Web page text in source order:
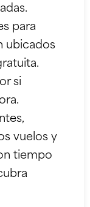
para
ubicados
si
vuelos y
tiempo